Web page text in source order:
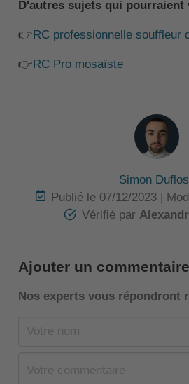
D'autres sujets qui pourraient
👉RC professionnelle souffleur
👉RC Pro mosaïste
Simon Duflos
Publié le 07/12/2023 |
Vériﬁé par
Ajouter un commentaire
Nos experts vous répondront